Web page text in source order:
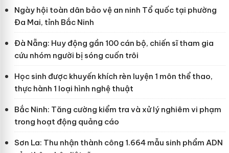
Ngày hội toàn dân bảo vệ an ninh Tổ quốc tại phường
Đa Mai, tỉnh Bắc Ninh
Đà Nẵng: Huy động gần 100 cán bộ, chiến sĩ tham gia
cứu nhóm người bị sóng cuốn trôi
Học sinh được khuyến khích rèn luyện 1 môn thể thao,
thực hành 1 loại hình nghệ thuật
Bắc Ninh: Tăng cường kiểm tra và xử lý nghiêm vi phạm
trong hoạt động quảng cáo
Sơn La: Thu nhận thành công 1.664 mẫu sinh phẩm ADN